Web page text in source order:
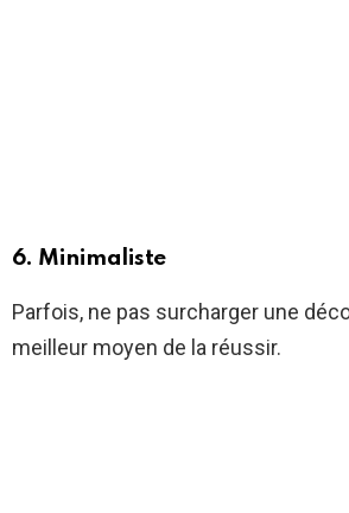
6. Minimaliste
Parfois, ne pas surcharger une
meilleur moyen de la réussir.